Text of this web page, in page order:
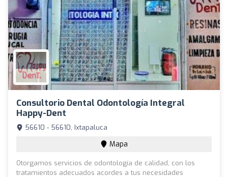
Consultorio Dental Odontología Integral
Happy-Dent
56610 - 56610, Ixtapaluca
Mapa
Otorgamos servicios de odontología de calidad, con los
tratamientos adecuados acordes a tus necesidades